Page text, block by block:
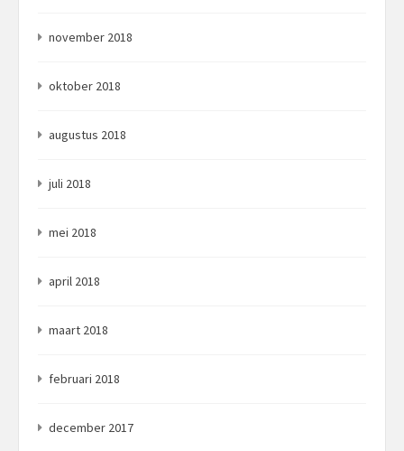
november 2018
oktober 2018
augustus 2018
juli 2018
mei 2018
april 2018
maart 2018
februari 2018
december 2017